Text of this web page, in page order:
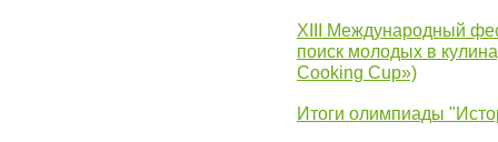
XIII Международный
поиск молодых в
Cooking Cup»)
Итоги олимпиады